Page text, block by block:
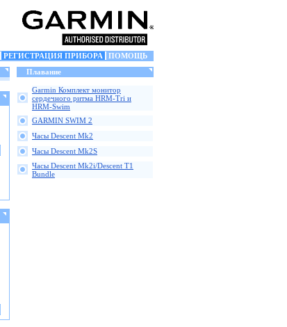
РЕГИСТРАЦИЯ ПРИБОРА
ПОМОЩЬ
Плавание
Garmin Комплект монитор
сердечного ритма HRM-Tri и
HRM-Swim
GARMIN SWIM 2
Часы Descent Mk2
Часы Descent Mk2S
Часы Descent Mk2i/Descent T1
Bundle